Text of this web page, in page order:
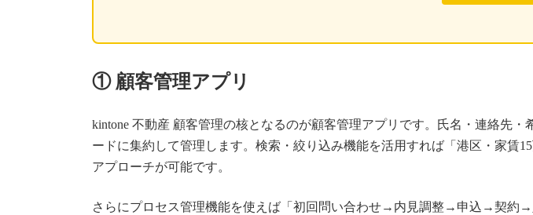
① 顧客管理アプリ
kintone 不動産 顧客管理の核となるのが顧客管理アプリです。氏名・連絡先
ードに集約して管理します。検索・絞り込み機能を活用すれば「港区・家賃
アプローチが可能です。
さらにプロセス管理機能を使えば「初回問い合わせ→内見調整→申込→契約